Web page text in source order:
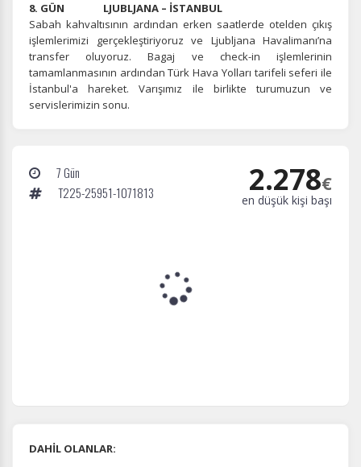
Tercihleri Kaydet
8. GÜN LJUBLJANA – İSTANBUL
Sabah kahvaltısının ardından erken saatlerde otelden çıkış
işlemlerimizi gerçekleştiriyoruz ve Ljubljana Havalimanı’na
transfer oluyoruz. Bagaj ve check-in işlemlerinin
tamamlanmasının ardından Türk Hava Yolları tarifeli seferi ile
İstanbul'a hareket. Varışımız ile birlikte turumuzun ve
servislerimizin sonu.
7 Gün
T225-25951-1071813
2.278€
en düşük kişi başı
DAHİL OLANLAR: